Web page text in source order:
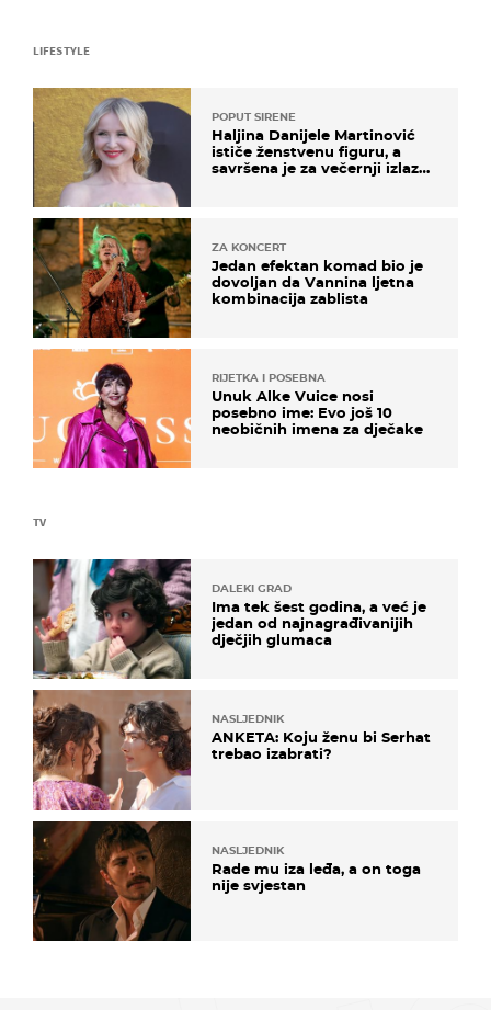
TV
DALEKI GRAD
Ima tek šest godina, a već je
jedan od najnagrađivanijih
dječjih glumaca
NASLJEDNIK
ANKETA: Koju ženu bi Serhat
trebao izabrati?
NASLJEDNIK
Rade mu iza leđa, a on toga
nije svjestan
LIFESTYLE
POPUT SIRENE
Haljina Danijele Martinović
ističe ženstvenu figuru, a
savršena je za večernji izlazak
ZA KONCERT
Jedan efektan komad bio je
dovoljan da Vannina ljetna
kombinacija zablista
RIJETKA I POSEBNA
Unuk Alke Vuice nosi
posebno ime: Evo još 10
neobičnih imena za dječake